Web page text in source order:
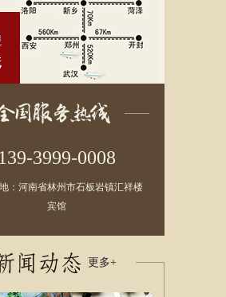
139-3999-0008
：河南省林州市石板岩镇汇祥楼
宾馆
更多+